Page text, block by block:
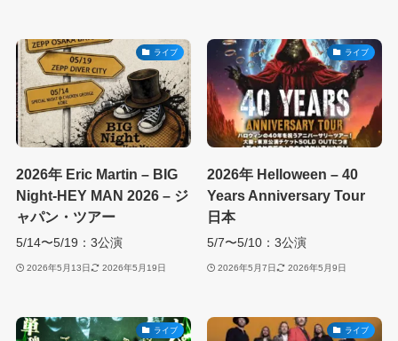
ライブ
2026年 Eric Martin – BIG
Night-HEY MAN 2026 – ジ
ャパン・ツアー
5/14〜5/19：3公演
2026年5月13日 2026年5月19日
ライブ
2026年 Helloween – 40
Years Anniversary Tour
日本
5/7〜5/10：3公演
2026年5月7日 2026年5月9日
ライブ ライブ